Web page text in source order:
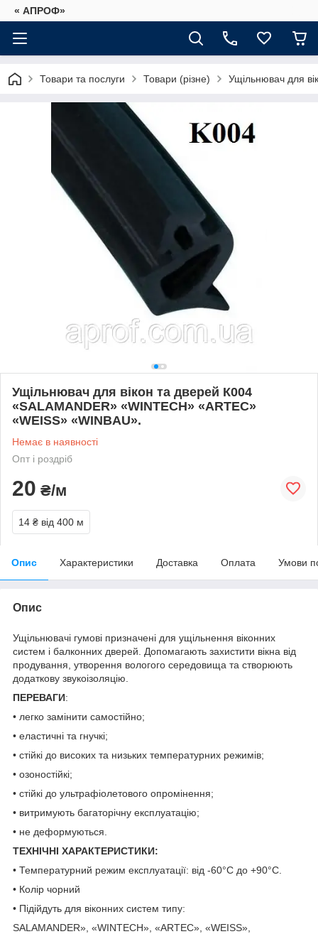
« АПРОФ»
Товари та послуги Товари (різне) Ущільнювач для
Ущільнювач для вікон та дверей К004
«SALAMANDER» «WINTECH» «ARTEC»
«WEISS» «WINBAU».
Немає в наявності
Опт і роздріб
20 ₴/м
14 ₴ від 400 м
Опис Характеристики Доставка Оплата Умови
Опис
Ущільнювачі гумові призначені для ущільнення віконних
систем і балконних дверей. Допомагають захистити вікна від
продування, утворення вологого середовища та створюють
додаткову звукоізоляцію.
ПЕРЕВАГИ:
• легко замінити самостійно;
• еластичні та гнучкі;
• стійкі до високих та низьких температурних режимів;
• озоностійкі;
• стійкі до ультрафіолетового опромінення;
• витримують багаторічну експлуатацію;
• не деформуються.
ТЕХНІЧНІ ХАРАКТЕРИСТИКИ:
• Температурний режим експлуатації: від -60°С до +90°С.
• Колір чорний
• Підійдуть для віконних систем типу:
SALAMANDER», «WINTECH», «ARTEC», «WEISS»,